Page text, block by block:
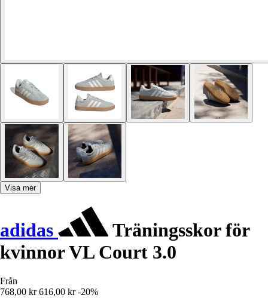
Visa mer
adidas
Träningsskor för
kvinnor VL Court 3.0
Från
768,00 kr 616,00 kr -20%